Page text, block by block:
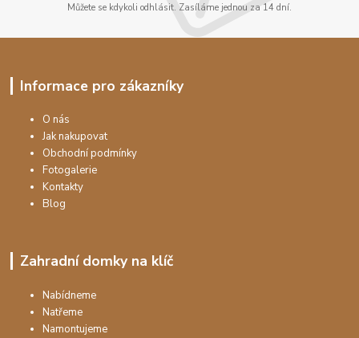
Můžete se kdykoli odhlásit. Zasíláme jednou za 14 dní.
Informace pro zákazníky
O nás
Jak nakupovat
Obchodní podmínky
Fotogalerie
Kontakty
Blog
Zahradní domky na klíč
Nabídneme
Natřeme
Namontujeme